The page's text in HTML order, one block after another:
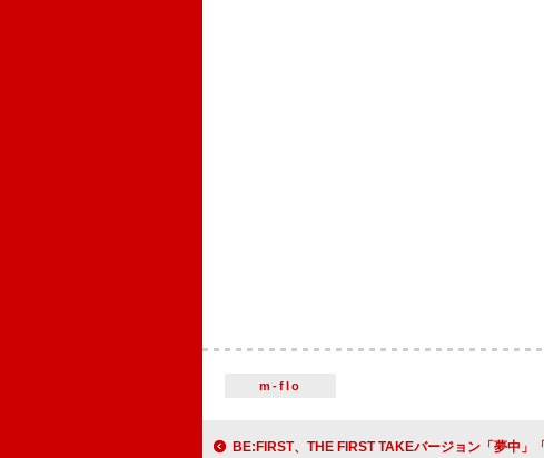
m-flo
BE:FIRST、THE FIRST TAKEバージョン「夢中」「I Want You Back」配信リリース